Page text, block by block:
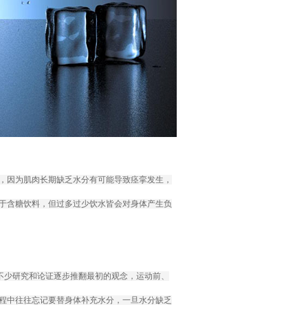
为肌肉长期缺乏水分有可能导致痉挛发生，
含糖饮料，但过多过少饮水皆会对身体产生负
研究和论证逐步推翻最初的观念，运动前、
中往往忘记要替身体补充水分，一旦水分缺乏